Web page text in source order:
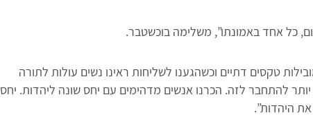
כל אחד באמונתו”, משלימה בוכשטבר.
טקסים דתיים וכשהגענו לשליחות ראינו נשים עולות לתורה
להתחבר לזה. הכרנו אנשים מדהימים עם יחס שונה ליהדות. יחס
היהדות”.